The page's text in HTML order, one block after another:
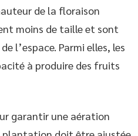
de la floraison
moins de taille et sont
l’espace. Parmi elles, les
à produire des fruits
garantir une aération